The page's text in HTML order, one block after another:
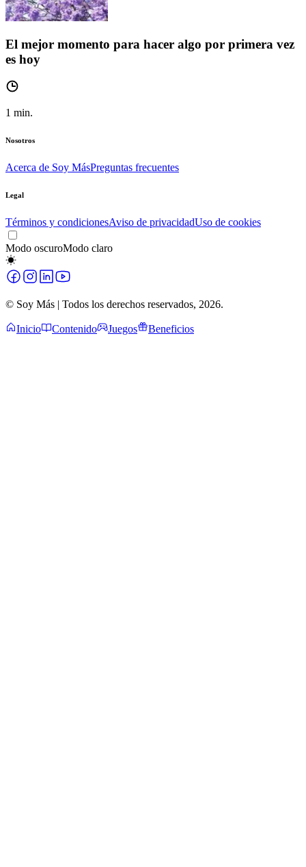
El mejor momento para hacer algo por primera vez
es hoy
1 min.
Nosotros
Acerca de Soy MásPreguntas frecuentes
Legal
Términos y condicionesAviso de privacidadUso de cookies
Modo oscuroModo claro
© Soy Más | Todos los derechos reservados, 2026.
Inicio Contenido Juegos Beneficios